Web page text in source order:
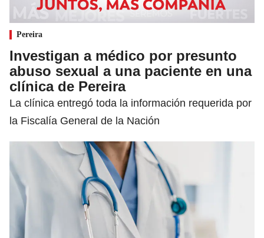
Pereira
Investigan a médico por presunto
abuso sexual a una paciente en una
clínica de Pereira
La clínica entregó toda la información requerida por
la Fiscalía General de la Nación